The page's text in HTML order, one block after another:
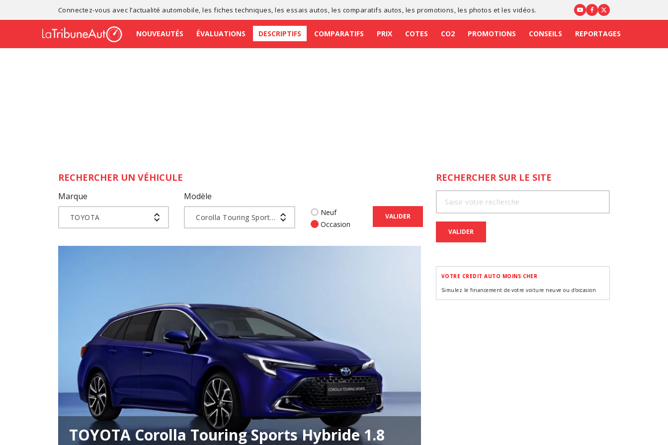
Connectez-vous avec l’actualité automobile , lesfiches techniques , lesessais autos , les comparatifs autos , les promotions , les photos et les vidéos.
NOUVEAUTÉS ÉVALUATIONS DESCRIPTIFS COMPARATIFS PRIX COTES CO2 PROMOTIONS CONSEILS REPORTAGES
RECHERCHER UN VÉHICULE
Marque
TOYOTA
Modèle
Corolla Touring Sports Hybride
Neuf
Occasion
VALIDER
TOYOTA Corolla Touring Sports Hybride 1.8
RECHERCHER SUR LE SITE
VALIDER
VOTRE CREDIT AUTO MOINS CHER
Simulez le financement de votre voiture neuve ou d'occasion